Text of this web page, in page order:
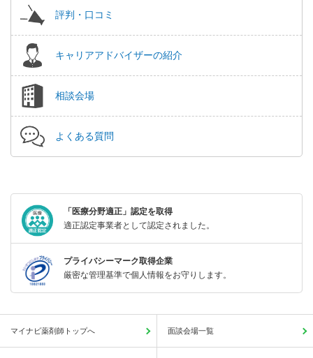
評判・口コミ
キャリアアドバイザーの紹介
相談会場
よくある質問
「医療分野適正」認定を取得
適正認定事業者として認定されました。
プライバシーマーク取得企業
厳密な管理基準で個人情報をお守りします。
マイナビ薬剤師トップへ 面談会場一覧